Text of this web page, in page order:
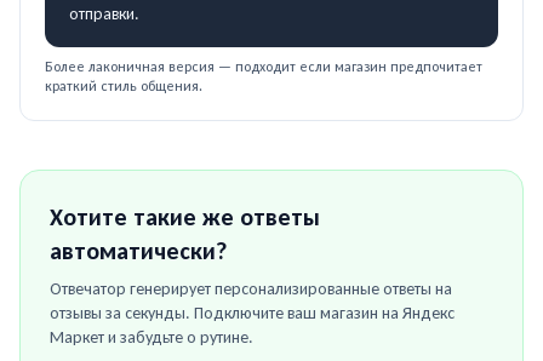
отправки.
Более лаконичная версия — подходит если магазин предпочитает
краткий стиль общения.
Хотите такие же ответы
автоматически?
Отвечатор генерирует персонализированные ответы на
отзывы за секунды. Подключите ваш магазин на Яндекс
Маркети забудьте о рутине.